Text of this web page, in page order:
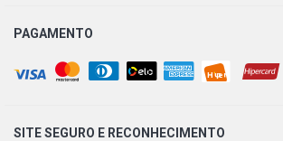
PAGAMENTO
SITE SEGURO E RECONHECIMENTO